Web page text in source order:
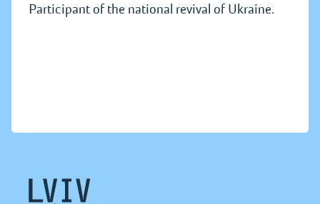
Participant of the national revival of Ukraine.